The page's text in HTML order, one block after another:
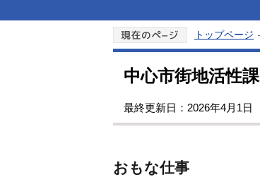
トップページ
中心市街地活性課
最終更新日：2026年4月1日
おもな仕事